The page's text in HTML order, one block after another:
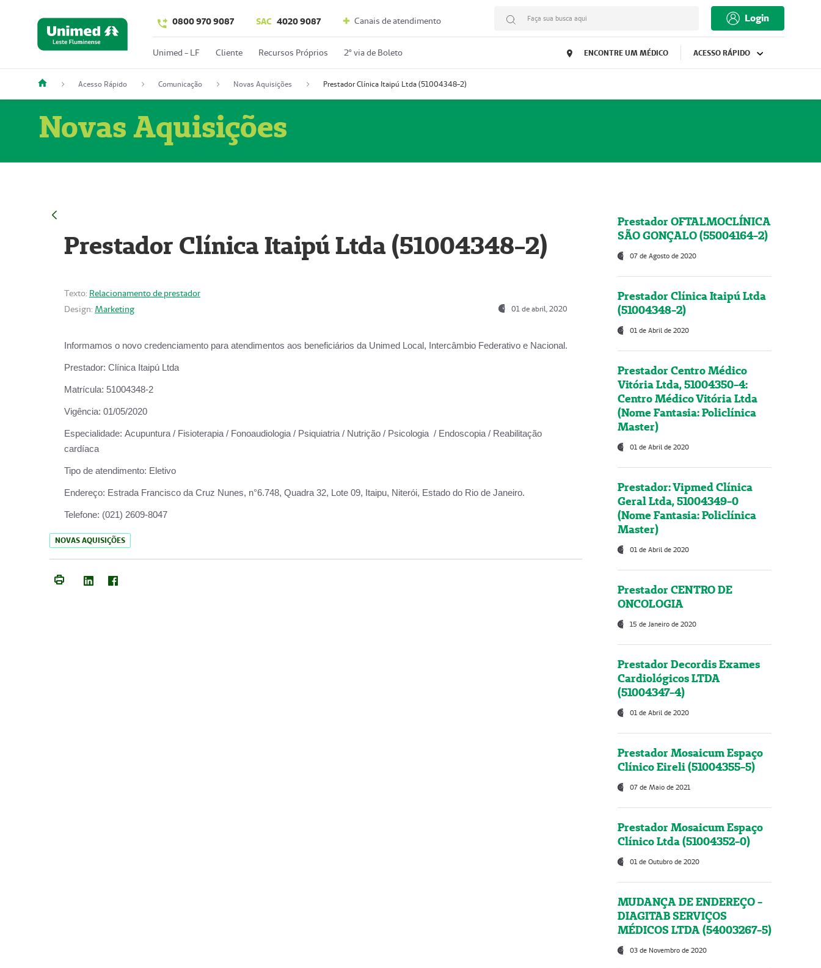
0800 970 9087 SAC 4020 9087 Canais de atendimento Faça sua busca aqui Login
Unimed - LF Cliente Recursos Próprios 2º via de Boleto ENCONTRE UM MÉDICO ACESSO RÁPIDO
Acesso Rápido Comunicação Novas Aquisições Prestador Clínica Itaipú Ltda (51004348-2)
Novas Aquisições
Prestador Clínica Itaipú Ltda (51004348-2)
Texto: Relacionamento de prestador
Design: Marketing 01 de abril, 2020
Informamos o novo credenciamento para atendimentos aos beneficiários da Unimed Local, Intercâmbio Federativo e Nacional.
Prestador: Clínica Itaipú Ltda
Matrícula: 51004348-2
Vigência: 01/05/2020
Especialidade: Acupuntura / Fisioterapia / Fonoaudiologia / Psiquiatria / Nutrição / Psicologia / Endoscopia / Reabilitação
cardíaca
Tipo de atendimento: Eletivo
Endereço: Estrada Francisco da Cruz Nunes, n°6.748, Quadra 32, Lote 09, Itaipu, Niterói, Estado do Rio de Janeiro.
Telefone: (021) 2609-8047
NOVAS AQUISIÇÕES
Prestador OFTALMOCLÍNICA
SÃO GONÇALO (55004164-2)
07 de Agosto de 2020
Prestador Clínica Itaipú Ltda
(51004348-2)
01 de Abril de 2020
Prestador Centro Médico
Vitória Ltda, 51004350-4:
Centro Médico Vitória Ltda
(Nome Fantasia: Policlínica
Master)
01 de Abril de 2020
Prestador: Vipmed Clínica
Geral Ltda, 51004349-0
(Nome Fantasia: Policlínica
Master)
01 de Abril de 2020
Prestador CENTRO DE
ONCOLOGIA
15 de Janeiro de 2020
Prestador Decordis Exames
Cardiológicos LTDA
(51004347-4)
01 de Abril de 2020
Prestador Mosaicum Espaço
Clínico Eireli (51004355-5)
07 de Maio de 2021
Prestador Mosaicum Espaço
Clínico Ltda (51004352-0)
01 de Outubro de 2020
MUDANÇA DE ENDEREÇO -
DIAGITAB SERVIÇOS
MÉDICOS LTDA (54003267-5)
03 de Novembro de 2020